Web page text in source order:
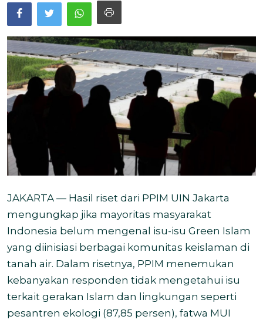
Galeri
Sorotan Berita
Bahasa
JAKARTA — Hasil riset dari PPIM UIN Jakarta
mengungkap jika mayoritas masyarakat
Indonesia belum mengenal isu-isu Green Islam
yang diinisiasi berbagai komunitas keislaman di
tanah air. Dalam risetnya, PPIM menemukan
kebanyakan responden tidak mengetahui isu
terkait gerakan Islam dan lingkungan seperti
pesantren ekologi (87,85 persen), fatwa MUI